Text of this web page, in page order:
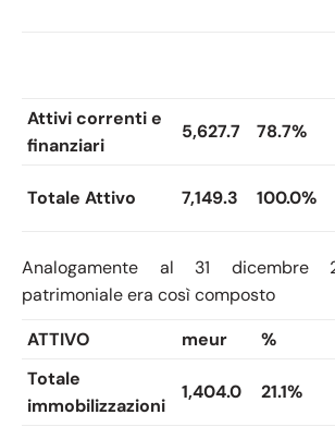
Attivi correnti e
finanziari
5,627.7 78.7%
Totale Attivo 7,149.3 100.0%
Analogamente al 31 dicembre
patrimoniale era così composto
ATTIVO
meur %
Totale
immobilizzazioni
1,404.0 21.1%